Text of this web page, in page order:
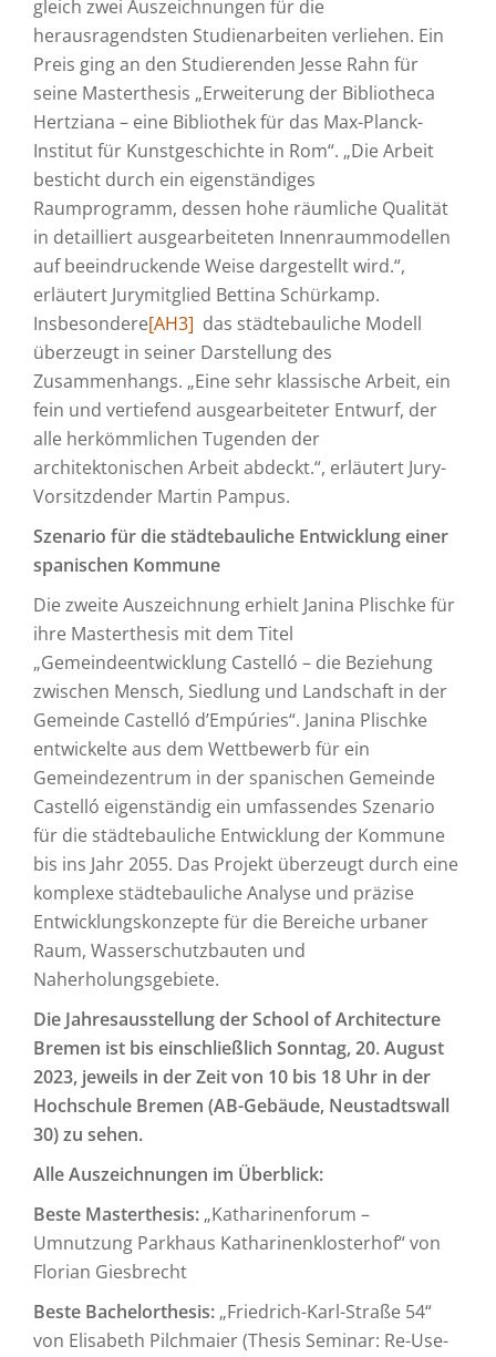
gleich zwei Auszeichnungen für die
herausragendsten Studienarbeiten verliehen. Ein
Preis ging an den Studierenden Jesse Rahn für
seine Masterthesis „Erweiterung der Bibliotheca
Hertziana – eine Bibliothek für das Max-Planck-
Institut für Kunstgeschichte in Rom“. „Die Arbeit
besticht durch ein eigenständiges
Raumprogramm, dessen hohe räumliche Qualität
in detailliert ausgearbeiteten Innenraummodellen
auf beeindruckende Weise dargestellt wird.“,
erläutert Jurymitglied Bettina Schürkamp.
Insbesondere[AH3] das städtebauliche Modell
überzeugt in seiner Darstellung des
Zusammenhangs. „Eine sehr klassische Arbeit, ein
fein und vertiefend ausgearbeiteter Entwurf, der
alle herkömmlichen Tugenden der
architektonischen Arbeit abdeckt.“, erläutert Jury-
Vorsitzdender Martin Pampus.
Szenario für die städtebauliche Entwicklung einer
spanischen Kommune
Die zweite Auszeichnung erhielt Janina Plischke für
ihre Masterthesis mit dem Titel
„Gemeindeentwicklung Castelló – die Beziehung
zwischen Mensch, Siedlung und Landschaft in der
Gemeinde Castelló d’Empúries“. Janina Plischke
entwickelte aus dem Wettbewerb für ein
Gemeindezentrum in der spanischen Gemeinde
Castelló eigenständig ein umfassendes Szenario
für die städtebauliche Entwicklung der Kommune
bis ins Jahr 2055. Das Projekt überzeugt durch eine
komplexe städtebauliche Analyse und präzise
Entwicklungskonzepte für die Bereiche urbaner
Raum, Wasserschutzbauten und
Naherholungsgebiete.
Die Jahresausstellung der School of Architecture
Bremen ist bis einschließlich Sonntag, 20. August
2023, jeweils in der Zeit von 10 bis 18 Uhr in der
Hochschule Bremen (AB-Gebäude, Neustadtswall
30) zu sehen.
Alle Auszeichnungen im Überblick:
Beste Masterthesis: „Katharinenforum –
Umnutzung Parkhaus Katharinenklosterhof“ von
Florian Giesbrecht
Beste Bachelorthesis: „Friedrich-Karl-Straße 54“
von Elisabeth Pilchmaier (Thesis Seminar: Re-Use-